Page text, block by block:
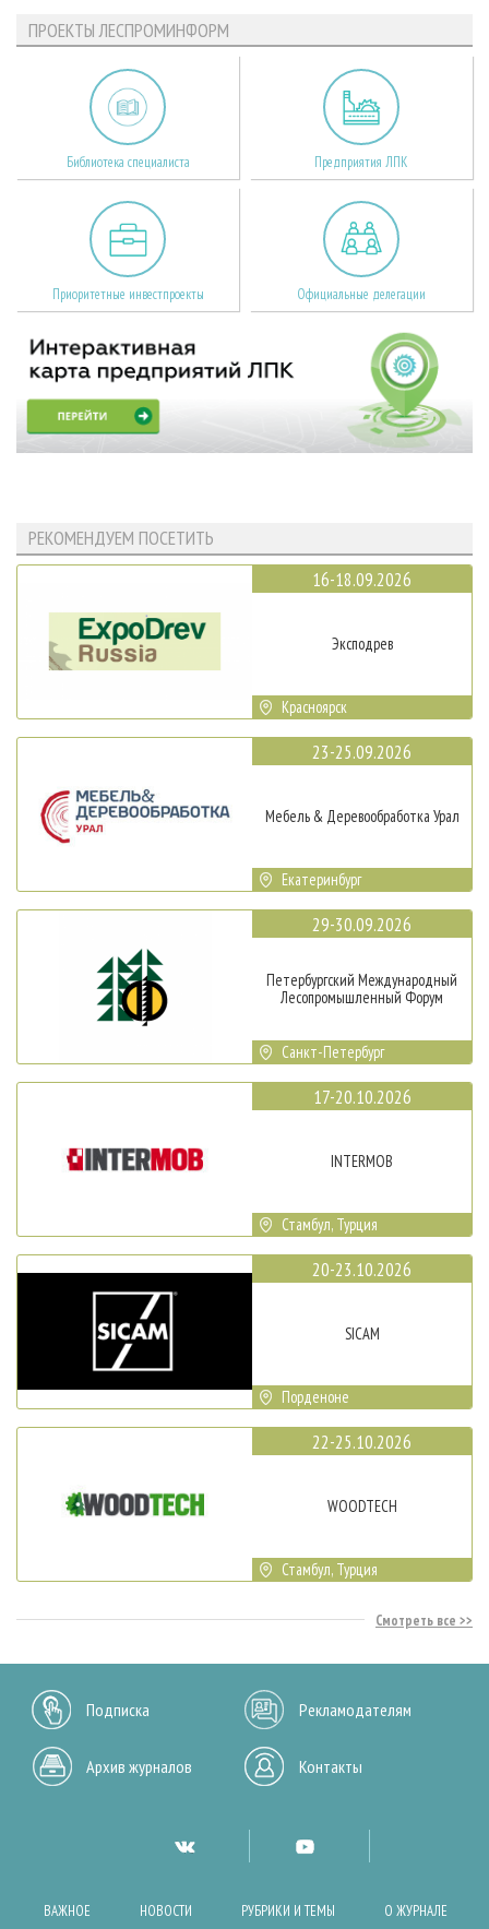
ПРОЕКТЫ ЛЕСПРОМИНФОРМ
Библиотека специалиста Предприятия ЛПК
Приоритетные инвестпроекты Официальные делегации
РЕКОМЕНДУЕМ ПОСЕТИТЬ
16-18.09.2026
Эксподрев
Красноярск
23-25.09.2026
Мебель & Деревообработка Урал
Екатеринбург
29-30.09.2026
Петербургский Международный
Лесопромышленный Форум
Санкт-Петербург
17-20.10.2026
INTERMOB
Стамбул, Турция
20-23.10.2026
SICAM
Порденоне
22-25.10.2026
WOODTECH
Стамбул, Турция
Смотреть все
Подписка Рекламодателям
Архив журналов Контакты
ВАЖНОЕ НОВОСТИ РУБРИКИ И ТЕМЫ О ЖУРНАЛЕ